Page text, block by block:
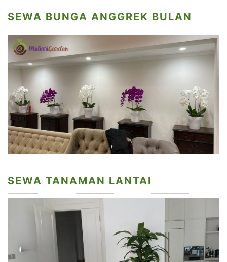
SEWA BUNGA ANGGREK BULAN
SEWA TANAMAN LANTAI